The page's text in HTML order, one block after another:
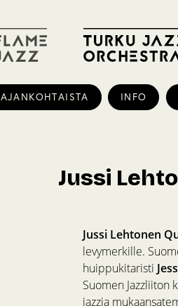
AJANKOHTAISTA INFO
Jussi
Jussi Lehtonen
levymerkille.
huippukitaristi
Suomen Jazzliiton
jazzia